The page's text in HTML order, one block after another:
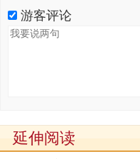
游客评论
延伸阅读